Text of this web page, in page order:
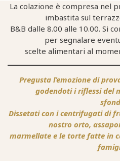
La colazione è compresa nel
imbastita sul
B&B dalle 8.00 alle 10.00. Si
per segnalare
scelte alimentari al
Pregusta l’emozione di
godendoti i riflessi del
Dissetati con i centrifugati di
nostro orto,
marmellate e le torte fatte in